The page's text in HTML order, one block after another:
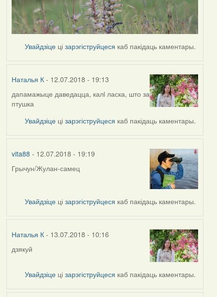
Увайдзіце цізарэгіструйцеся каб пакідаць каментары.
Наталья К- 12.07.2018 - 19:13
дапамажыце даведацца, калi ласка, што за
птушка
Увайдзіце цізарэгіструйцеся каб пакідаць каментары.
vita88 - 12.07.2018 - 19:19
Грычун/Жулан-самец
Увайдзіце цізарэгіструйцеся каб пакідаць каментары.
Наталья К- 13.07.2018 - 10:16
дзякуй
Увайдзіце цізарэгіструйцеся каб пакідаць каментары.